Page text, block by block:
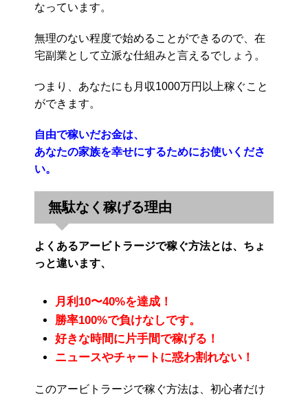
なっています。
無理のない程度で始めることができるので、在
宅副業として立派な仕組みと言えるでしょう。
つまり、あなたにも月収1000万円以上稼ぐこと
ができます。
自由で稼いだお金は、
あなたの家族を幸せにするためにお使いくださ
い。
無駄なく稼げる理由
よくあるアービトラージで稼ぐ方法とは、ちょ
っと違います、
月利10〜40%を達成！
勝率100%で負けなしです。
好きな時間に片手間で稼げる！
ニュースやチャートに惑わ割れない！
このアービトラージで稼ぐ方法は、初心者だけ